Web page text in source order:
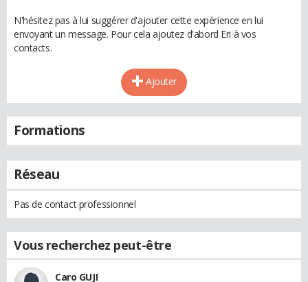
N'hésitez pas à lui suggérer d'ajouter cette expérience en lui
envoyant un message. Pour cela ajoutez d'abord Eri à vos
contacts.
Ajouter
Formations
Réseau
Pas de contact professionnel
Vous recherchez peut-être
Caro GUJI